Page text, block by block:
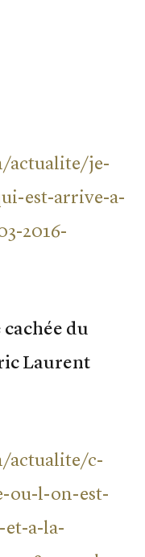
actualite/je-
est-arrive-a-
2016-
du
Laurent
actualite/c-
ou-l-on-est-
a-la-